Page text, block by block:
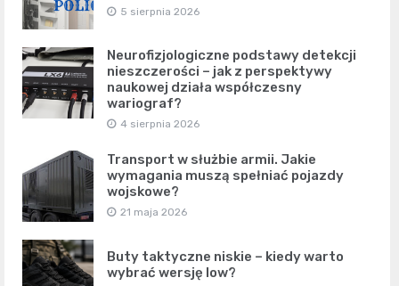
5 sierpnia 2026
Neurofizjologiczne podstawy detekcji
nieszczerości – jak z perspektywy
naukowej działa współczesny
wariograf?
4 sierpnia 2026
Transport w służbie armii. Jakie
wymagania muszą spełniać pojazdy
wojskowe?
21 maja 2026
Buty taktyczne niskie – kiedy warto
wybrać wersję low?